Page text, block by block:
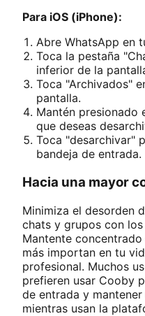
Para iOS (iPhone):
Abre WhatsApp en
Toca la pestaña
inferior de la
Toca "Archivados"
pantalla.
Mantén presionado
que deseas
Toca "desarchivar"
bandeja de entrada.
Hacia una mayor
Minimiza el desorden
chats y grupos con
Mantente
más importan en tu
profesional. Muchos
prefieren usar Cooby
de entrada y
mientras usan la